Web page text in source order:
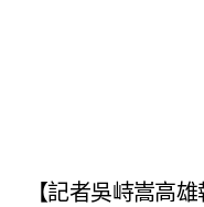
【記者吳峙嵩高雄報導】正修科技大學營區教